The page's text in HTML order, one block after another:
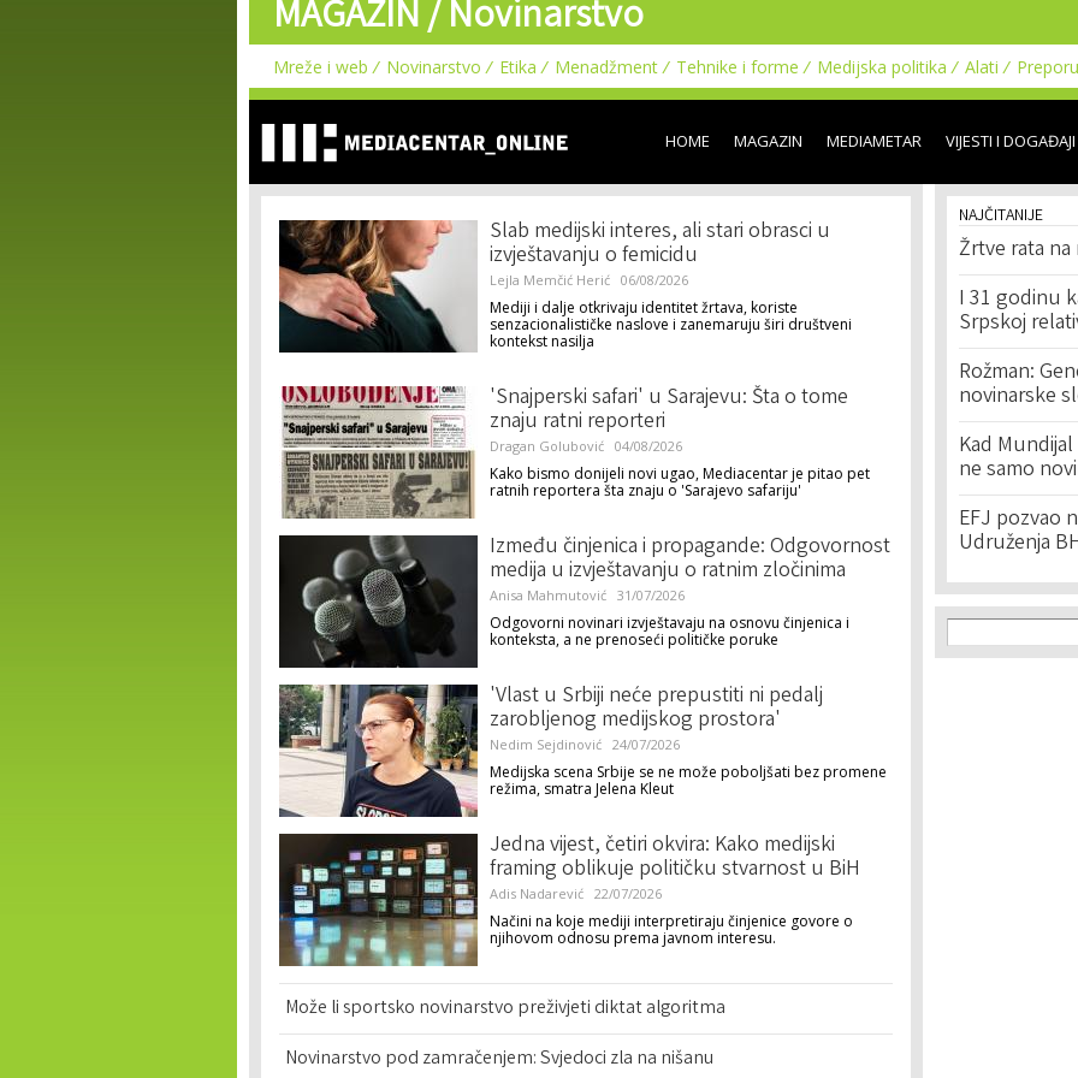
content
MAGAZIN /Novinarstvo
Mreže i web Novinarstvo Etika Menadžment Tehnike i forme Medijska politika Alati
HOME MAGAZIN MEDIAMETAR VIJESTI I DOGAĐAJI
Slab medijski interes, ali stari obrasci u
izvještavanju o femicidu
Lejla Memčić Herić 06/08/2026
Mediji i dalje otkrivaju identitet žrtava, koriste
senzacionalističke naslove i zanemaruju širi društveni
kontekst nasilja
'Snajperski safari' u Sarajevu: Šta o tome
znaju ratni reporteri
Dragan Golubović 04/08/2026
Kako bismo donijeli novi ugao, Mediacentar je pitao pet
ratnih reportera šta znaju o 'Sarajevo safariju'
Između činjenica i propagande: Odgovornost
medija u izvještavanju o ratnim zločinima
Anisa Mahmutović 31/07/2026
Odgovorni novinari izvještavaju na osnovu činjenica i
konteksta, a ne prenoseći političke poruke
'Vlast u Srbiji neće prepustiti ni pedalj
zarobljenog medijskog prostora'
Nedim Sejdinović 24/07/2026
Medijska scena Srbije se ne može poboljšati bez promene
režima, smatra Jelena Kleut
Jedna vijest, četiri okvira: Kako medijski
framing oblikuje političku stvarnost u BiH
Adis Nadarević 22/07/2026
Načini na koje mediji interpretiraju činjenice govore o
njihovom odnosu prema javnom interesu.
Može li sportsko novinarstvo preživjeti diktat algoritma
Novinarstvo pod zamračenjem: Svjedoci zla na nišanu
NAJČITANIJE
Žrtve rata
I 31 godinu
Srpskoj
Rožman:
novinarske
Kad
ne samo
EFJ pozvao
Udruženja
Search
Search